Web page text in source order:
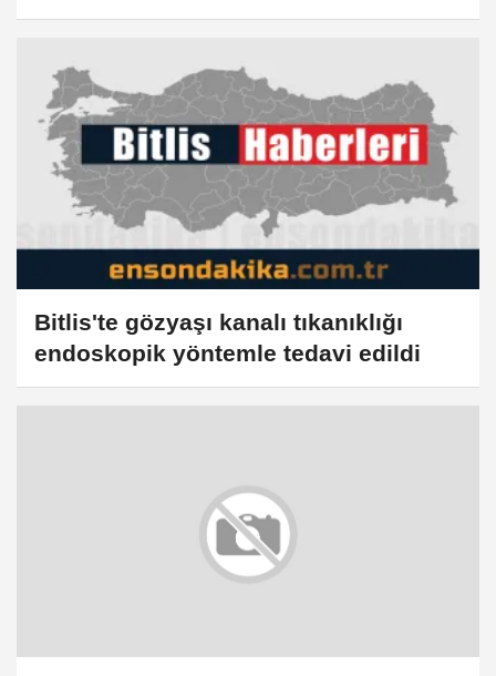
Zirvesi ve Türkiye'nin Stratejik
Bitlis'te gözyaşı kanalı tıkanıklığı
endoskopik yöntemle tedavi edildi